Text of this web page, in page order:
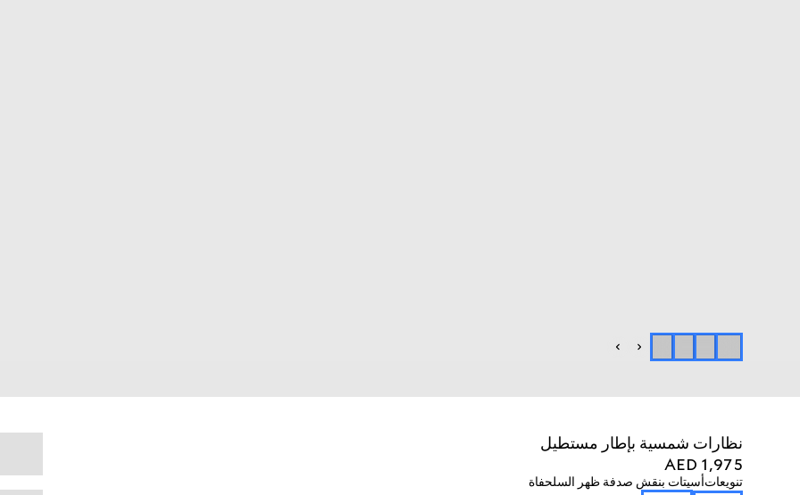
نظارات شمسية بإطار مستطيل
AED 1,975
تنويعاتأسيتات بنقش صدفة ظهر السلحفاة